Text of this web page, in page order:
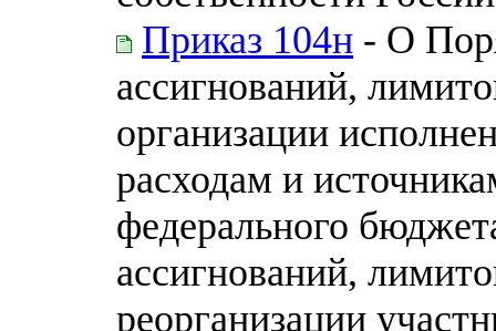
Приказ 104н - О
ассигнований,
организации
расходам и
федерального
ассигнований,
реорганизации